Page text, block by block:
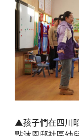
▲孩子們在四川